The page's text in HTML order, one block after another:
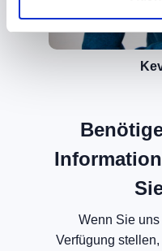
Wenn Sie
Verfügung